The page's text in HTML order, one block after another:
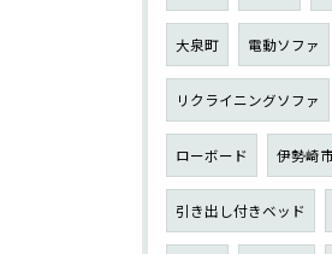
大泉町 電動ソファ
リクライニングソファ
ローボード 伊勢崎
引き出し付きベッド